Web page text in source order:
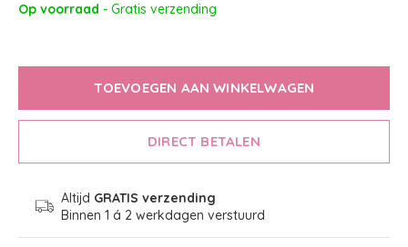
Op voorraad - Gratis verzending
TOEVOEGEN AAN WINKELWAGEN
DIRECT BETALEN
Altijd GRATIS verzending
Binnen 1 á 2 werkdagen verstuurd